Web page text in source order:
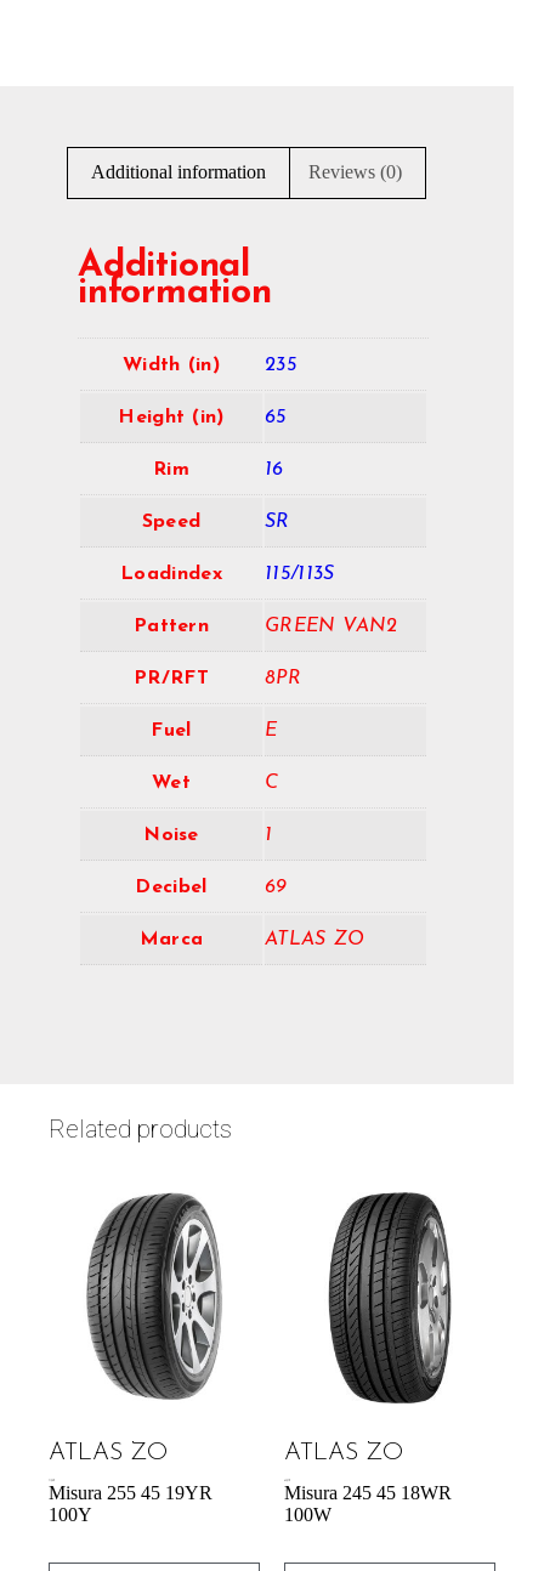
Additional information Reviews (0)
Additional
information
Width (in) 235
Height (in) 65
Rim 16
Speed SR
Loadindex 115/113S
Pattern GREEN VAN2
PR/RFT 8PR
Fuel E
Wet C
Noise 1
Decibel 69
Marca ATLAS ZO
Related products
ATLAS ZO
Misura 255 45 19YR
100Y
ATLAS ZO
Misura 245 45 18WR
100W